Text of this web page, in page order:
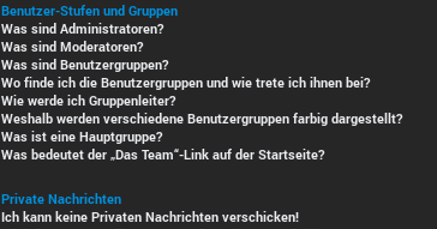
Benutzer-Stufen und Gruppen
Was sind Administratoren?
Was sind Moderatoren?
Was sind Benutzergruppen?
Wo finde ich die Benutzergruppen und wie trete ich ihnen bei?
Wie werde ich Gruppenleiter?
Weshalb werden verschiedene Benutzergruppen farbig dargestellt?
Was ist eine Hauptgruppe?
Was bedeutet der „Das Team“-Link auf der Startseite?
Private Nachrichten
Ich kann keine Privaten Nachrichten verschicken!